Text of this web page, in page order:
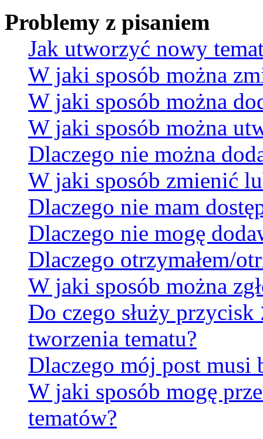
Problemy z pisaniem
Jak utworzyć nowy
W jaki sposób można
W jaki sposób można
W jaki sposób można
Dlaczego nie można
W jaki sposób zmienić
Dlaczego nie mam
Dlaczego nie mogę
Dlaczego otrzymałem/
W jaki sposób można
Do czego służy przycisk
tworzenia tematu?
Dlaczego mój post musi
W jaki sposób mogę
tematów?